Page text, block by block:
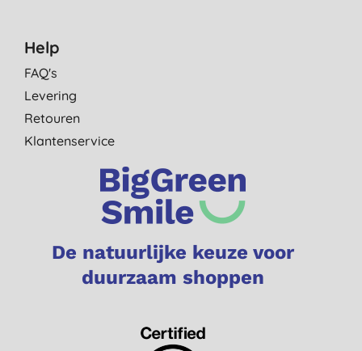
Help
FAQ's
Levering
Retouren
Klantenservice
De natuurlijke keuze voor
duurzaam shoppen